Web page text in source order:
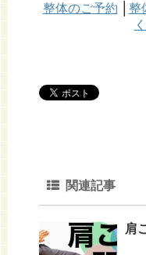
整体のご予約 整
関連記事
肩